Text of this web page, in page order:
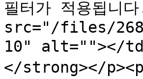
필터가 적용됩
src="/files/
10" alt=""></
</strong></